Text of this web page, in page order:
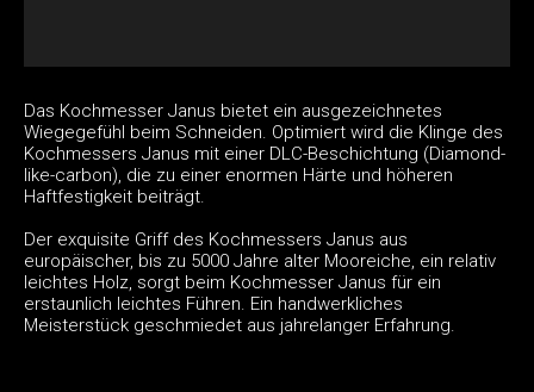
Das Kochmesser Janus bietet ein ausgezeichnetes
Wiegegefühl beim Schneiden. Optimiert wird die Klinge des
Kochmessers Janus mit einer DLC-Beschichtung (Diamond-
like-carbon), die zu einer enormen Härte und höheren
Haftfestigkeit beiträgt.
Der exquisite Griff des Kochmessers Janus aus
europäischer, bis zu 5000 Jahre alter Mooreiche, ein relativ
leichtes Holz, sorgt beim Kochmesser Janus für ein
erstaunlich leichtes Führen. Ein handwerkliches
Meisterstück geschmiedet aus jahrelanger Erfahrung.